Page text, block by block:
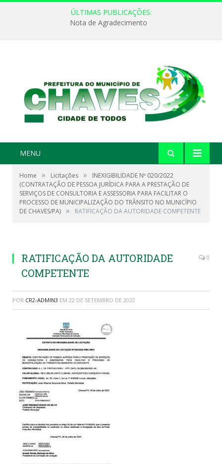
ÚLTIMAS PUBLICAÇÕES:
Nota de Agradecimento
MENU
Home » Licitações »
INEXIGIBILIDADE Nº 020/2022
(CONTRATAÇÃO DE PESSOA JURÍDICA PARA A PRESTAÇÃO DE
SERVIÇOS DE CONSULTORIA E ASSESSORIA PARA FACILITAR O
PROCESSO DE MUNICIPALIZAÇÃO DO TRÂNSITO NO MUNICÍPIO
DE CHAVES/PA) » RATIFICAÇÃO DA AUTORIDADE COMPETENTE
RATIFICAÇÃO DA AUTORIDADE
COMPETENTE
0
POR CR2-ADMIN3 EM 22 DE SETEMBRO DE 2022